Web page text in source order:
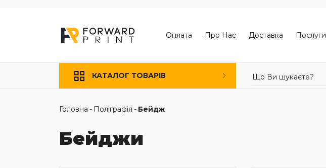
Оплата Про Нас Доставка Послуги
КАТАЛОГ ТОВАРІВ
Головна - Поліграфія - Бейдж
Бейджи